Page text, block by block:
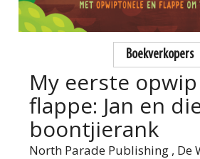
Boekverkopers
My eerste
flappe: Jan en
boontjierank
North Parade Publishing , De